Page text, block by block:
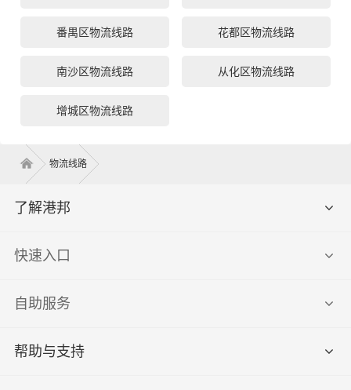
番禺区物流线路 花都区物流线路
南沙区物流线路 从化区物流线路
增城区物流线路
物流线路
了解港邦
快速入口
自助服务
帮助与支持